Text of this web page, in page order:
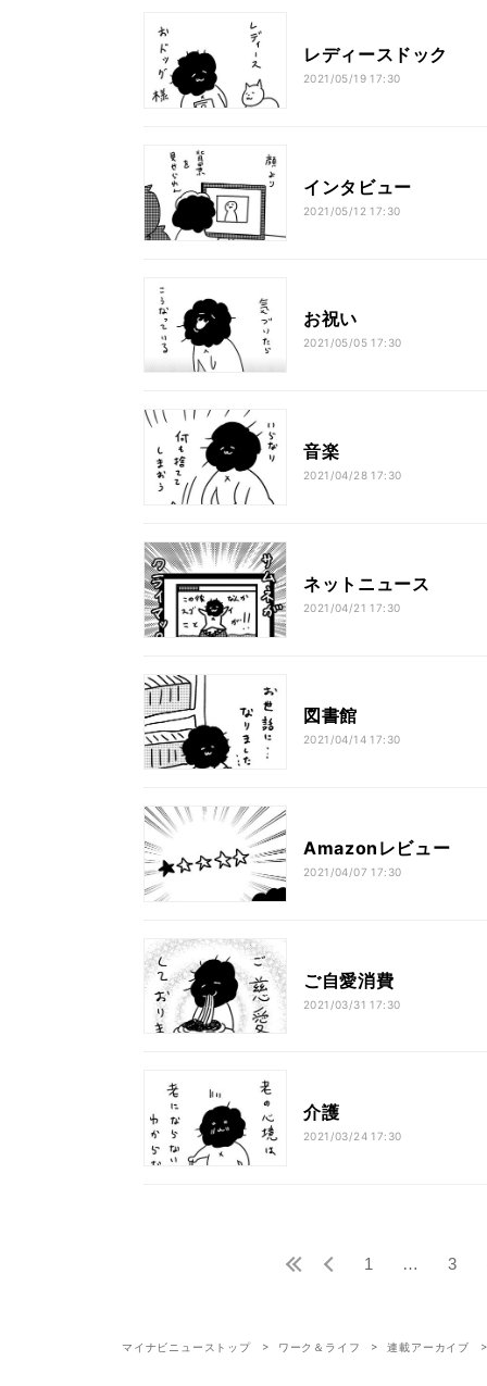
レディースドック
2021/05/19 17:30
インタビュー
2021/05/12 17:30
お祝い
2021/05/05 17:30
音楽
2021/04/28 17:30
ネットニュース
2021/04/21 17:30
図書館
2021/04/14 17:30
Amazonレビュー
2021/04/07 17:30
ご自愛消費
2021/03/31 17:30
介護
2021/03/24 17:30
1 … 3
マイナビニューストップ ワーク＆ライフ 連載アーカイブ